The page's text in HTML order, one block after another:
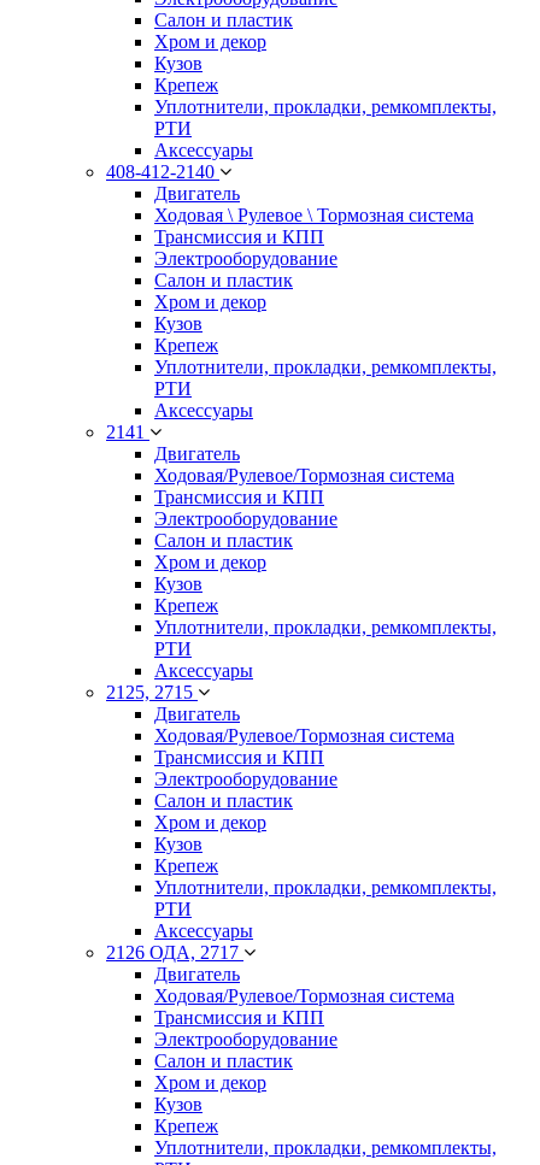
Салон и пластик
Хром и декор
Кузов
Крепеж
Уплотнители, прокладки, ремкомплекты,
РТИ
Аксессуары
408-412-2140
Двигатель
Ходовая \ Рулевое \ Тормозная система
Трансмиссия и КПП
Электрооборудование
Салон и пластик
Хром и декор
Кузов
Крепеж
Уплотнители, прокладки, ремкомплекты,
РТИ
Аксессуары
2141
Двигатель
Ходовая/Рулевое/Тормозная система
Трансмиссия и КПП
Электрооборудование
Салон и пластик
Хром и декор
Кузов
Крепеж
Уплотнители, прокладки, ремкомплекты,
РТИ
Аксессуары
2125, 2715
Двигатель
Ходовая/Рулевое/Тормозная система
Трансмиссия и КПП
Электрооборудование
Салон и пластик
Хром и декор
Кузов
Крепеж
Уплотнители, прокладки, ремкомплекты,
РТИ
Аксессуары
2126 ОДА, 2717
Двигатель
Ходовая/Рулевое/Тормозная система
Трансмиссия и КПП
Электрооборудование
Салон и пластик
Хром и декор
Кузов
Крепеж
Уплотнители, прокладки, ремкомплекты,